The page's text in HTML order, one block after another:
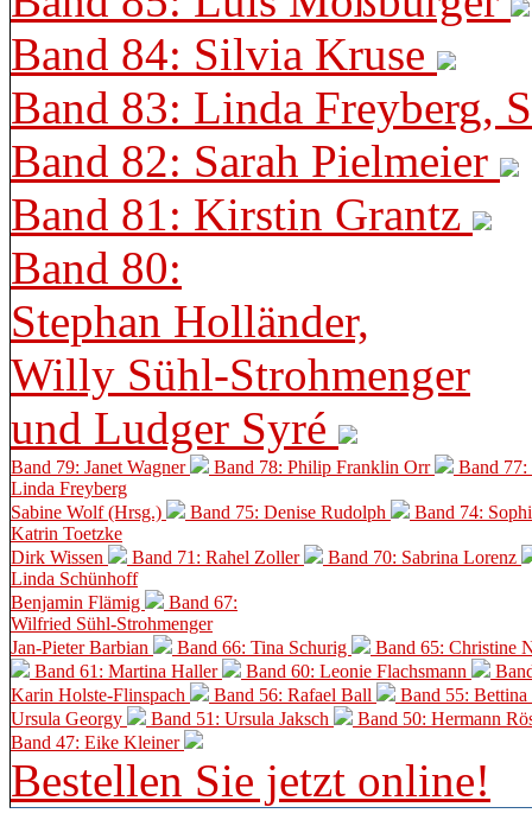
Band 84: Silvia Kruse
Band 83: Linda Freyberg,
Band 82: Sarah Pielmeier
Band 81: Kirstin Grantz
Band 80:
Stephan Holländer,
Willy Sühl-Strohmenger
und Ludger Syré
Band 79: Janet Wagner Band 78: Philip Franklin Orr
Band
Linda Freyberg
Sabine Wolf (Hrsg.)
Band 75: Denise Rudolph
Band 74:
Katrin Toetzke
Dirk Wissen
Band 71: Rahel Zoller
Band 70: Sabrina Lorenz
Linda Schünhoff
Benjamin Flämig
Band 67:
Wilfried Sühl-Strohmenger
Jan-Pieter Barbian
Band 66: Tina Schurig
Band 65: Christine
Band 61: Martina Haller
Band 60: Leonie Flachsmann
Karin Holste-Flinspach
Band 56: Rafael Ball
Band 55:
Ursula Georgy
Band 51: Ursula Jaksch Band 50: Hermann
Band 47: Eike Kleiner
Bestellen Sie jetzt online!